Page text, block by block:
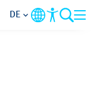
DE